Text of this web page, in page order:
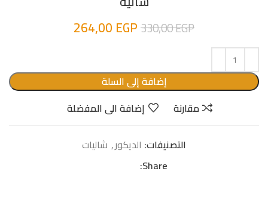
330,00EGP
264,00 EGP
إضافة إلى السلة
مقارنة
إضافة الى المفضلة
التصنيفات: الدیكور, شالیات
Share: